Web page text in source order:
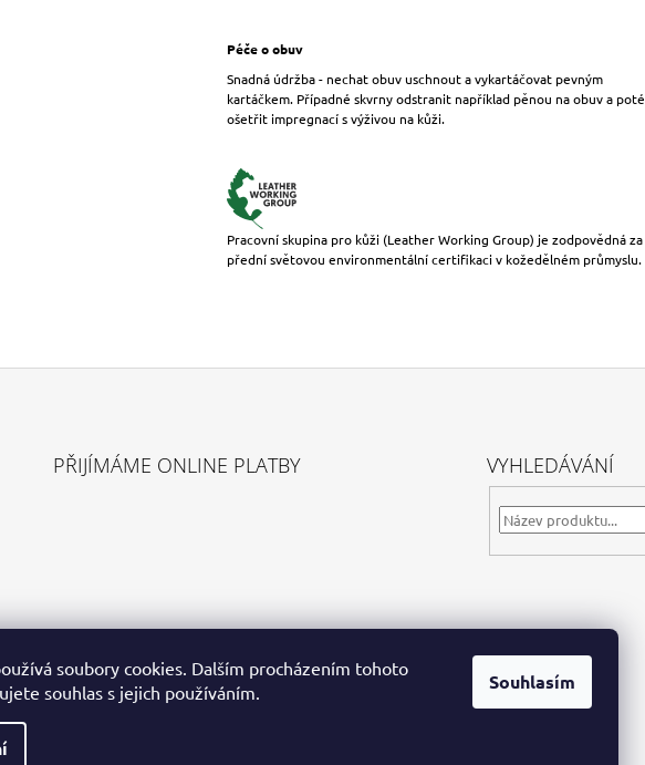
soubory cookies. Dalším procházením tohoto
souhlas s jejich používáním.
Souhlasím
Péče o obuv
Snadná údržba - nechat obuv uschnout a vykartáčovat pevným
kartáčkem. Případné skvrny odstranit například pěnou na obuv a poté
ošetřit impregnací s výživou na kůži.
Pracovní skupina pro kůži (Leather Working Group) je zodpovědná za
přední světovou environmentální certifikaci v kožedělném průmyslu.
PŘIJÍMÁME ONLINE PLATBY VYHLEDÁVÁNÍ